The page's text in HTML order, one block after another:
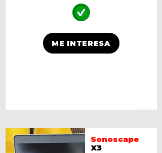
ME INTERESA
Sonoscape
X3